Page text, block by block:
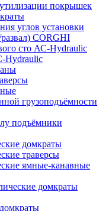
покрышек
углов установки
CORGHI
сто АС-Hydraulic
Hydraulic
грузоподъёмности
подъёмники
домкраты
траверсы
ямные-канавные
домкраты